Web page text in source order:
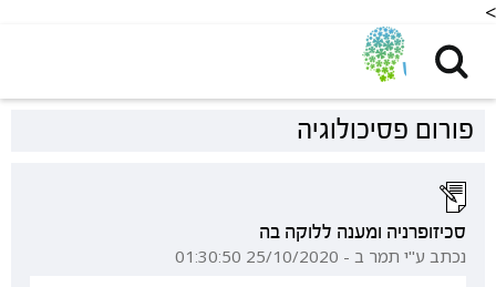
<
פורום פסיכולוגיה
סכיזופרניה ומענה ללוקה בה
נכתב ע"י תמר ב - 25/10/2020 01:30:50